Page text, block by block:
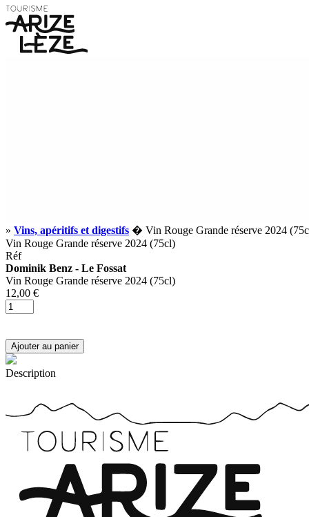
» Vins, apéritifs et digestifs � Vin Rouge Grande réserve 2024
Vin Rouge Grande réserve 2024 (75cl)
Réf
Dominik Benz - Le Fossat
Vin Rouge Grande réserve 2024 (75cl)
12,00 €
Description